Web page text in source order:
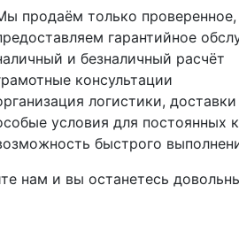
продаём только
гарантийное
и безналичный расчёт
консультации
логистики,
условия для постоянных
быстрого
нам и вы останетесь